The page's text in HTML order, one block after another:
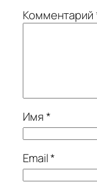
Комментарий
Имя*
Email*